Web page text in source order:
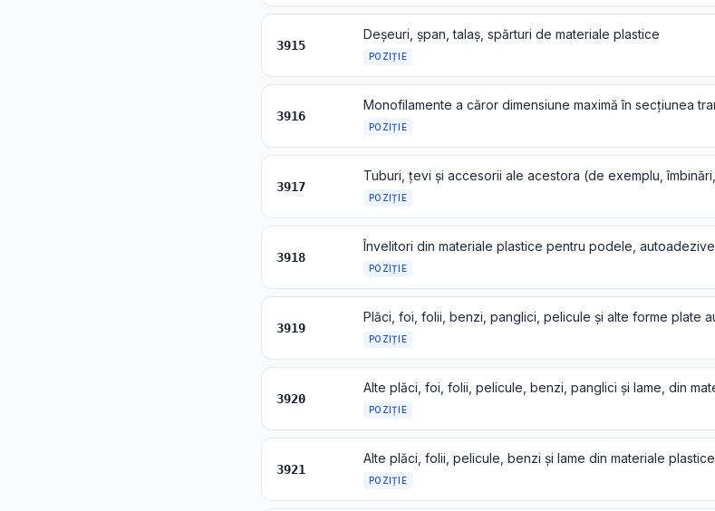
3915
Deșeuri, șpan, talaș, spărturi de materiale plastice
POZIȚIE
3916
POZIȚIE
3917
POZIȚIE
3918
POZIȚIE
3919
POZIȚIE
3920
POZIȚIE
3921
Alte plăci, folii, pelicule, benzi și lame din materiale plastice
POZIȚIE